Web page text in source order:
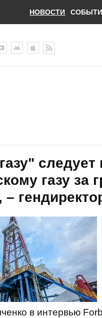
НОВОСТИ
следует
газу за
–
в интервью